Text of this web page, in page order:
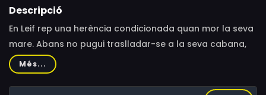
Descripció
En Leif rep una herència condicionada quan mor la seva
mare. Abans no pugui traslladar-se a la seva cabana,
ha de completar una elaborada, i de vegades dubtosa,
llista de tasques pendents.
Més...